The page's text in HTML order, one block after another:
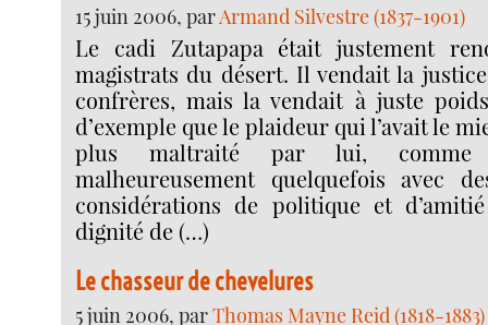
15 juin 2006, parArmand Silvestre (1837-1901)
Le cadi Zutapapa était justement
magistrats du désert. Il vendait la
confrères, mais la vendait à juste
d’exemple que le plaideur qui l’avait le
plus maltraité par lui,
malheureusement quelquefois avec
considérations de politique et
dignité de (…)
Le chasseur de chevelures
5 juin 2006, parThomas Mayne Reid (1818-1883)